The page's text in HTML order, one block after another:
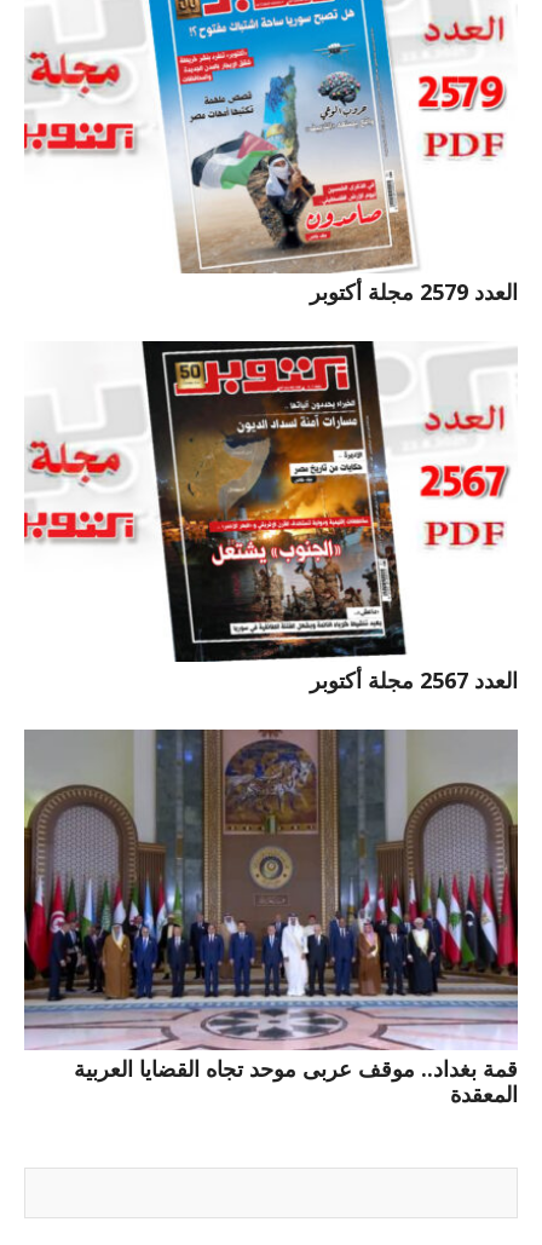
العدد 2579 مجلة أكتوبر
العدد 2567 مجلة أكتوبر
قمة بغداد.. موقف عربى موحد تجاه القضايا العربية
المعقدة